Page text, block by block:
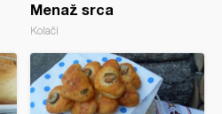
Menaž srca
Kolači